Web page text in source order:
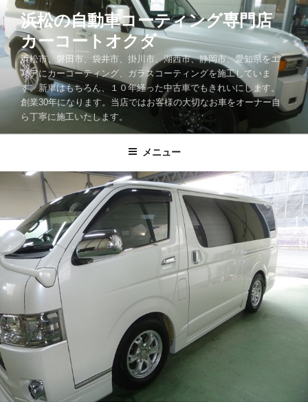
ン
テ
ン
へ
浜松の自動車コーティング専門店
カーコートオクダ
浜松市、磐田市、袋井市、掛川市、湖西市、静岡市、愛知県をエ
リアにカーコーティング、ガラスコーティングを施工していま
す。新車はもちろん、１０年経った中古車でもきれいにします。
創業30年になります。当店ではお客様の大切なお車をオーナー自
ら丁寧に施工いたします。
メニュー